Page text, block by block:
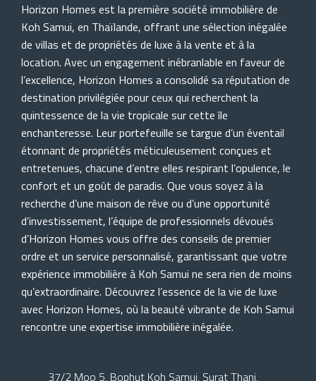
Horizon Homes est la première société immobilière de
Koh Samui, en Thaïlande, offrant une sélection inégalée
de villas et de propriétés de luxe à la vente et à la
location. Avec un engagement inébranlable en faveur de
l’excellence, Horizon Homes a consolidé sa réputation de
destination privilégiée pour ceux qui recherchent la
quintessence de la vie tropicale sur cette île
enchanteresse. Leur portefeuille se targue d’un éventail
étonnant de propriétés méticuleusement conçues et
entretenues, chacune d’entre elles respirant l’opulence, le
confort et un goût de paradis. Que vous soyez à la
recherche d’une maison de rêve ou d’une opportunité
d’investissement, l’équipe de professionnels dévoués
d’Horizon Homes vous offre des conseils de premier
ordre et un service personnalisé, garantissant que votre
expérience immobilière à Koh Samui ne sera rien de moins
qu’extraordinaire. Découvrez l’essence de la vie de luxe
avec Horizon Homes, où la beauté vibrante de Koh Samui
rencontre une expertise immobilière inégalée.
37/2 Moo 5, Bophut Koh Samui, Surat Thani,